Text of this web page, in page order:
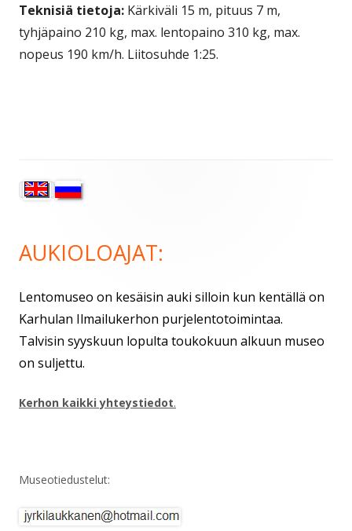
Teknisiä tietoja: Kärkiväli 15 m, pituus 7 m,
tyhjäpaino 210 kg, max. lentopaino 310 kg, max.
nopeus 190 km/h. Liitosuhde 1:25.
Sivupalkki
AUKIOLOAJAT:
Lentomuseo on kesäisin auki silloin kun kentällä on
Karhulan Ilmailukerhon purjelentotoimintaa.
Talvisin syyskuun lopulta toukokuun alkuun museo
on suljettu.
Kerhon kaikki yhteystiedot.
Museotiedustelut: